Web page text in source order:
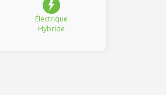
Électrique
Hybride